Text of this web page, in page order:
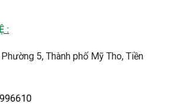
:
5, Thành phố Mỹ Tho, Tiền